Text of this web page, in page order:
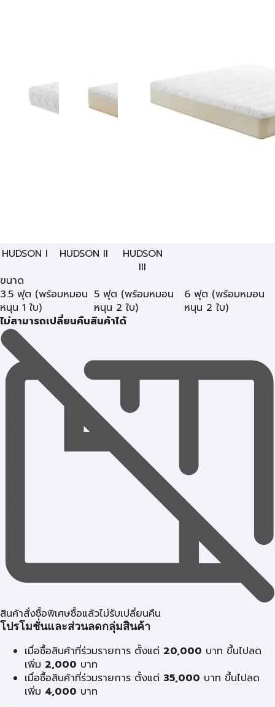
HUDSON I HUDSON II
HUDSON
III
ขนาด
3.5 ฟุต (พร้อมหมอน
หนุน 1 ใบ)
5 ฟุต (พร้อมหมอน
หนุน 2 ใบ)
6 ฟุต (พร้อมหมอน
หนุน 2 ใบ)
ไม่สามารถเปลี่ยนคืนสินค้าได้
สินค้าสั่งซื้อพิเศษซื้อแล้วไม่รับเปลี่ยนคืน
โปรโมชั่นและส่วนลดกลุ่มสินค้า
เมื่อซื้อสินค้าที่ร่วมรายการ ตั้งแต่ 20,000 บาท ขึ้นไปลด
เพิ่ม 2,000 บาท
เมื่อซื้อสินค้าที่ร่วมรายการ ตั้งแต่ 35,000 บาท ขึ้นไปลด
เพิ่ม 4,000 บาท